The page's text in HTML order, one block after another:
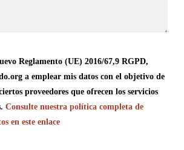
Reglamento (UE) 2016/67,9 RGPD,
a emplear mis datos con el objetivo de
proveedores que ofrecen los servicios
Consulte nuestra política completa de
en este enlace